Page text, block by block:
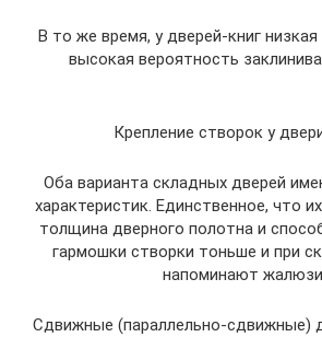
В то же время, у дверей-книг низкая
высокая вероятность
Крепление створок у
Оба варианта складных дверей
характеристик. Единственное, что
толщина дверного полотна и
гармошки створки тоньше и при
напоминают
Сдвижные (параллельно-сдвижные)